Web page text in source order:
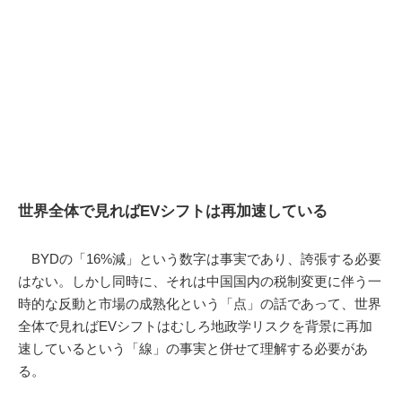
世界全体で見ればEVシフトは再加速している
BYDの「16%減」という数字は事実であり、誇張する必要
はない。しかし同時に、それは中国国内の税制変更に伴う一
時的な反動と市場の成熟化という「点」の話であって、世界
全体で見ればEVシフトはむしろ地政学リスクを背景に再加
速しているという「線」の事実と併せて理解する必要があ
る。